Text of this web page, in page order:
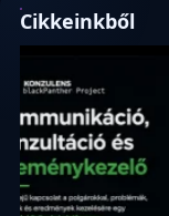
Cikkeinkből